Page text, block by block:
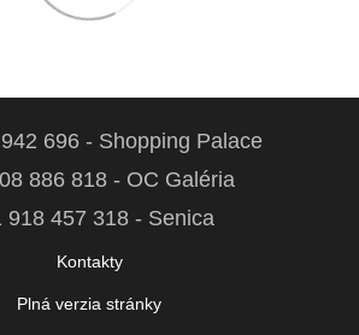
696 - Shopping Palace
886 818 - OC Galéria
918 457 318 - Senica
Kontakty
Plná verzia stránky